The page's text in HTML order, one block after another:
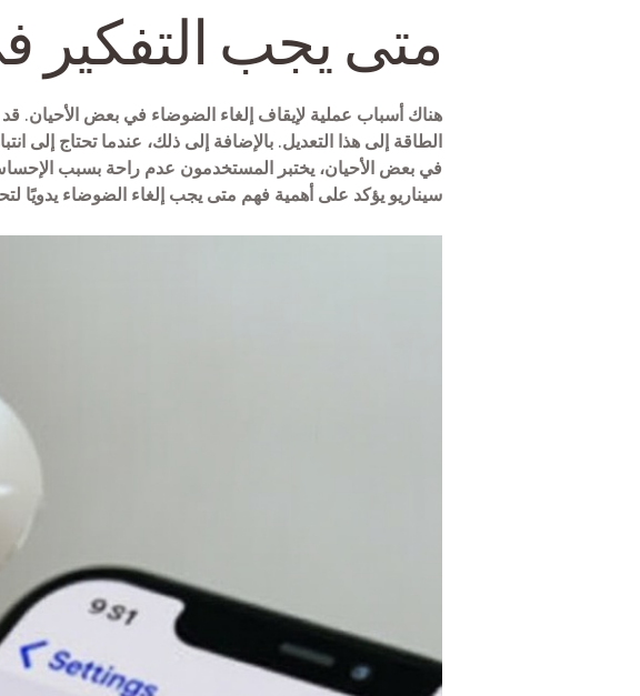
متى يجب التفكير
هناك أسباب عملية لإيقاف إلغاء الضوضاء في بعض الأحيان.
الطاقة إلى هذا التعديل. بالإضافة إلى ذلك، عندما تحتاج إلى
في بعض الأحيان، يختبر المستخدمون عدم راحة بسبب
سيناريو يؤكد على أهمية فهم متى يجب إلغاء الضوضاء يدويًا